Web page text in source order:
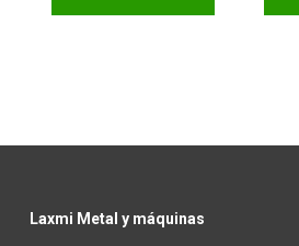
Laxmi Metal y máquinas